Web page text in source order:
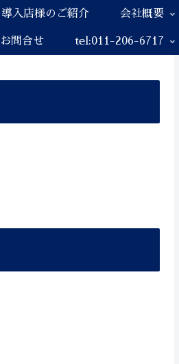
導入店様のご紹介 会社概要
お問合せ tel:011-206-6717